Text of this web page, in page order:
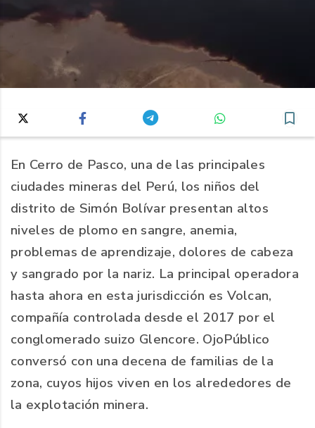
En Cerro de Pasco, una de las principales
ciudades mineras del Perú, los niños del
distrito de Simón Bolívar presentan altos
niveles de plomo en sangre, anemia,
problemas de aprendizaje, dolores de cabeza
y sangrado por la nariz. La principal operadora
hasta ahora en esta jurisdicción es Volcan,
compañía controlada desde el 2017 por el
conglomerado suizo Glencore. OjoPúblico
conversó con una decena de familias de la
zona, cuyos hijos viven en los alrededores de
la explotación minera.